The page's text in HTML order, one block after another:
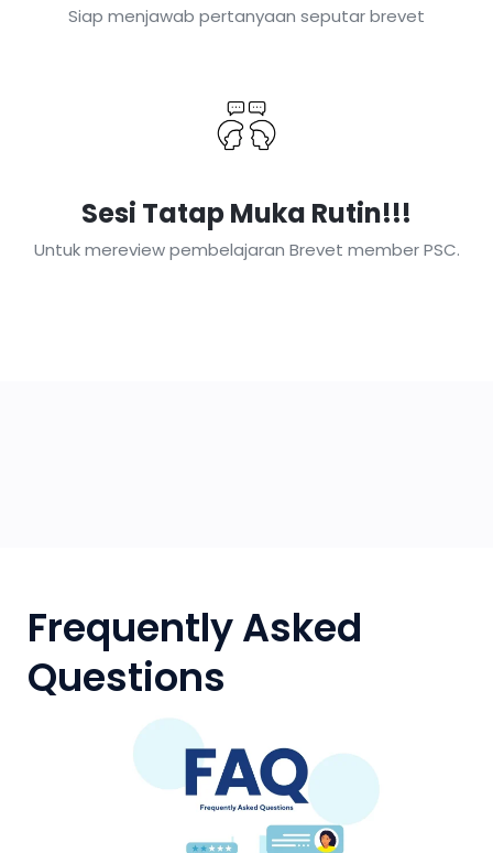
Siap menjawab pertanyaan seputar brevet
Sesi Tatap Muka Rutin!!!
Untuk mereview pembelajaran Brevet member PSC.
Frequently Asked
Questions